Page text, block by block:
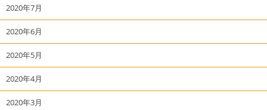
2020年7月
2020年6月
2020年5月
2020年4月
2020年3月